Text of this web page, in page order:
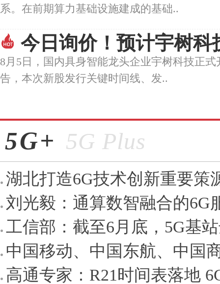
系。在前期算力基础设施建成的基础..
今日询价！预计宇树科
8月5日，国内具身智能龙头企业宇树科技正
告，本次新股发行关键时间线、发..
5G+ 5G Plus
湖北打造6G技术创新重要策
刘光毅：通算数智融合的6G
工信部：截至6月底，5G基
中国移动、中国东航、中国
高通专家：R21时间表落地